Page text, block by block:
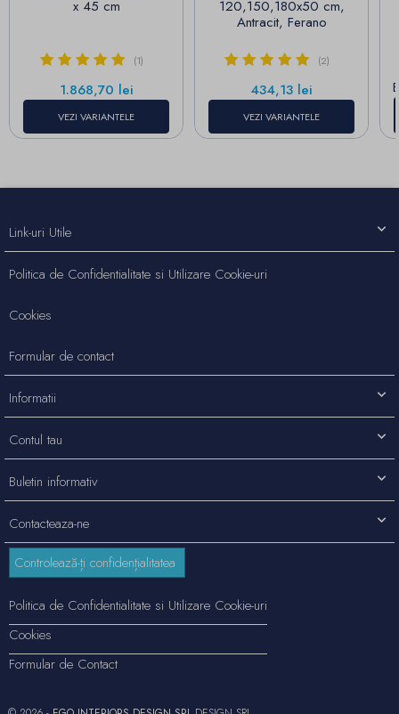
x 45 cm
(1)
Pret
1.868,70 lei
VEZI VARIANTELE
120,150,180x50 cm,
Antracit, Ferano
(2)
Pret
434,13 lei
VEZI VARIANTELE
Contacteaza-ne
Link-uri Utile
Politica de Confidentialitate si Utilizare Cookie-uri
Cookies
Formular de contact
Informatii
Contul tau
Buletin informativ
Controlează-ți confidențialitatea
Politica de Confidentialitate si Utilizare Cookie-uri
Cookies
Formular de Contact